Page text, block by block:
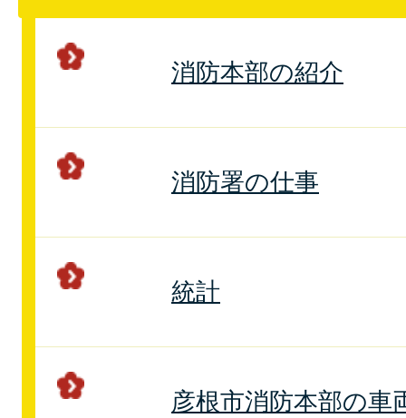
消防本部の紹介
消防署の仕事
統計
彦根市消防本部の車